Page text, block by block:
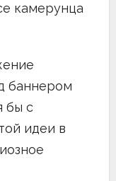
камерунца
баннером
бы с
идеи в